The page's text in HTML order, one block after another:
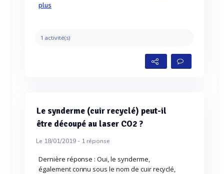
plus
1 activité(s)
Le synderme (cuir recyclé) peut-il
être découpé au laser CO2 ?
Le 18/01/2019 - 1réponse
Dernière réponse : Oui, le synderme,
également connu sous le nom de cuir recyclé,